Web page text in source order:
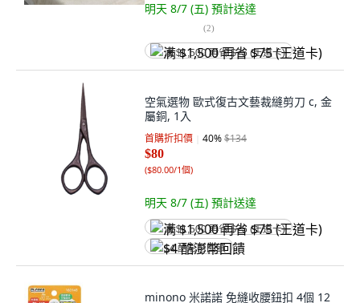
明天 8/7 (五) 預計送達
(2)
满 $1,500 再省 $75 (王道卡)
空氣選物 歐式復古文藝裁縫剪刀 c, 金
屬銅, 1入
首購折扣價 40%$134
$80
($80.00/1個)
明天 8/7 (五) 預計送達
满 $1,500 再省 $75 (王道卡)
$4 酷澎幣回饋
minono 米諾諾 免縫收腰鈕扣 4個 12